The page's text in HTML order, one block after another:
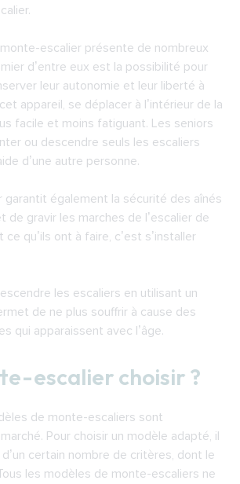
monte-escalier présente de nombreux
d’entre eux est la possibilité pour
leur autonomie et leur liberté à
appareil, se déplacer à l’intérieur de la
facile et moins fatiguant. Les seniors
ou descendre seuls les escaliers
d’une autre personne.
garantit également la sécurité des aînés
de gravir les marches de l’escalier de
ce qu’ils ont à faire, c’est s’installer
les escaliers en utilisant un
de ne plus souffrir à cause des
qui apparaissent avec l’âge.
escalier choisir ?
de monte-escaliers sont
Pour choisir un modèle adapté, il
certain nombre de critères, dont le
les modèles de monte-escaliers ne